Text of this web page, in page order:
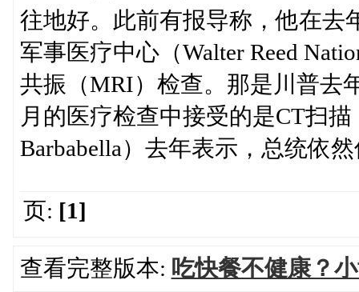
往地好。此前有报导称，他在去
军事医疗中心（Walter Reed
共振（MRI）检查。那是川普去
月的医疗检查中接受的是CT扫
Barbabella）去年表示，总统依
页: [1]
查看完整版本: 吃快餐不健康？